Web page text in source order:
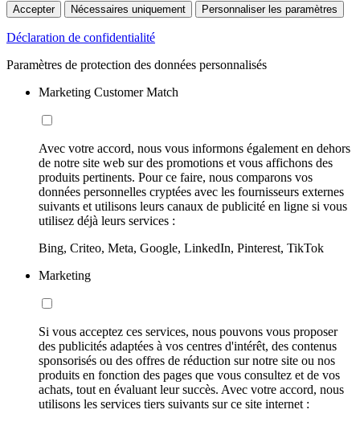
Accepter Nécessaires uniquement Personnaliser les paramètres
Déclaration de confidentialité
Paramètres de protection des données personnalisés
Marketing Customer Match
Avec votre accord, nous vous informons également en dehors
de notre site web sur des promotions et vous affichons des
produits pertinents. Pour ce faire, nous comparons vos
données personnelles cryptées avec les fournisseurs externes
suivants et utilisons leurs canaux de publicité en ligne si vous
utilisez déjà leurs services :
Bing, Criteo, Meta, Google, LinkedIn, Pinterest, TikTok
Marketing
Si vous acceptez ces services, nous pouvons vous proposer
des publicités adaptées à vos centres d'intérêt, des contenus
sponsorisés ou des offres de réduction sur notre site ou nos
produits en fonction des pages que vous consultez et de vos
achats, tout en évaluant leur succès. Avec votre accord, nous
utilisons les services tiers suivants sur ce site internet :